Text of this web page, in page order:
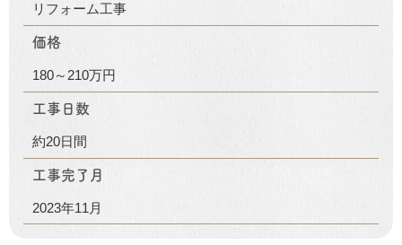
リフォーム工事
価格
180～210万円
工事日数
約20日間
工事完了月
2023年11月